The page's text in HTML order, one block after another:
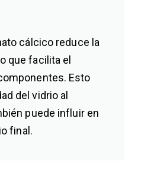
cálcico reduce la
que facilita el
Esto
del vidrio al
puede influir en
final.